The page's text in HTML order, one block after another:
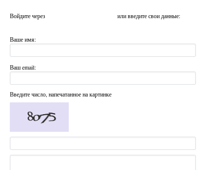
Войдите через или введите свои данные:
Ваше имя:
Ваш email:
Введите число, напечатанное на картинке